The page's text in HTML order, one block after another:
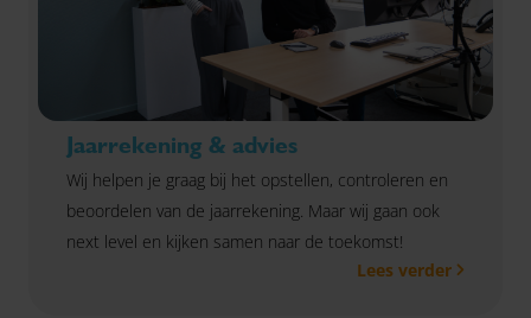
Jaarrekening & advies
Wij helpen je graag bij het opstellen, controleren en
beoordelen van de jaarrekening. Maar wij gaan ook
next level en kijken samen naar de toekomst!
Lees verder